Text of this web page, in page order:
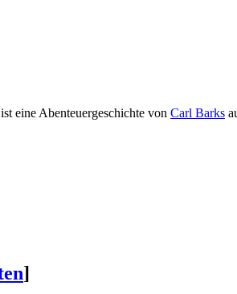
eine Abenteuergeschichte von Carl Barks
]